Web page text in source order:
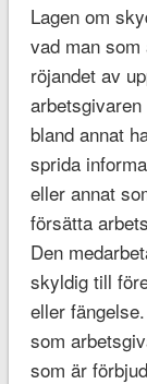
Lagen om
vad man
röjandet av
bland annat
sprida
eller annat
försätta
Den
skyldig till
eller
som
som är